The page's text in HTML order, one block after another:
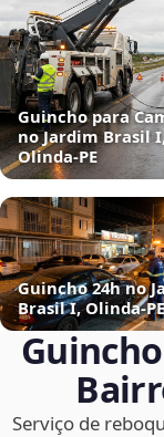
Guincho para
no Jardim Brasil
Olinda‑PE
Guincho 24h no
Brasil I, Olinda‑PE
Serviço de